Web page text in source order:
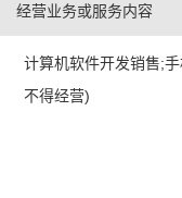
经营业务或服务内容
计算机软件开发销售;
不得经营)